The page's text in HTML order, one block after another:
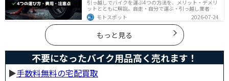
引っ越しでバイクを運ぶ4つの方法を、メリット・デメリ
ットとともに解説。自走・自分で運ぶ・引っ越し業者・
バイク専門業者の選び方や輸送時の注意点、駐輪場所の
確保、住所変更など必要な手続きも紹介します。
モトスポット 2026-07-24
もっと見る
不要になったバイク用品高く売れます！
▶︎手数料無料の宅配買取